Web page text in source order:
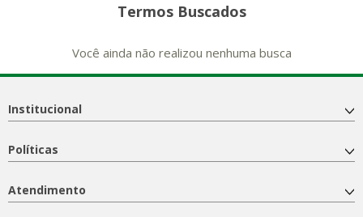
Termos Buscados
Você ainda não realizou nenhuma busca
Institucional
Políticas
Atendimento